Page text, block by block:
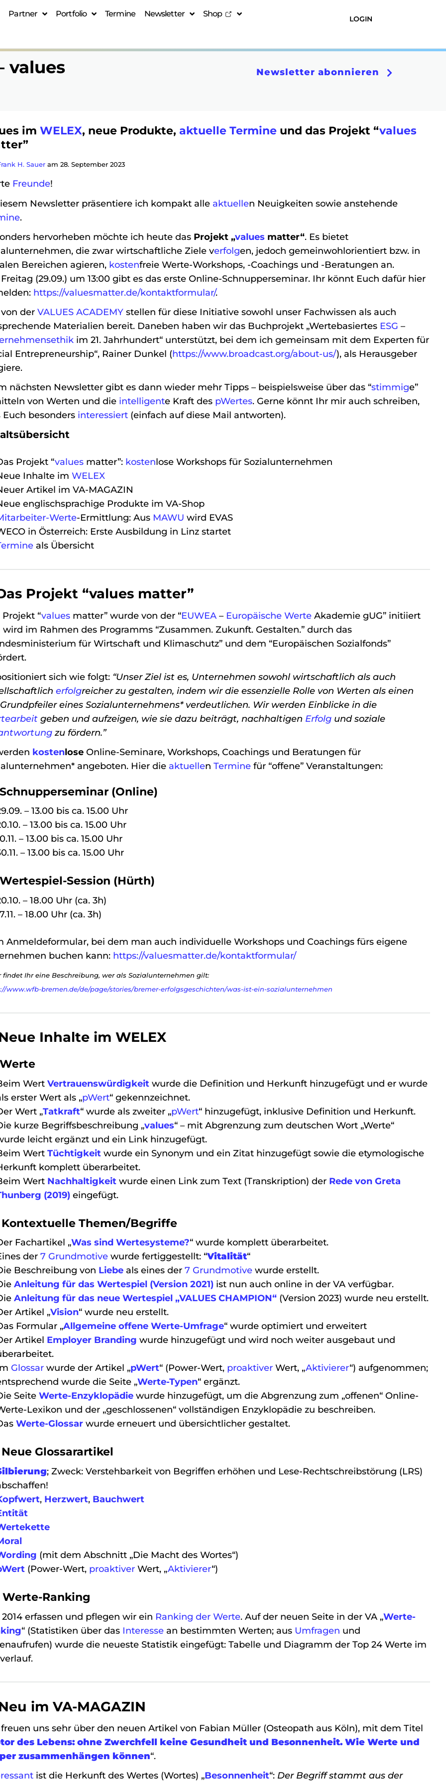
Partner Portfolio Termine Newsletter Shop
LOGIN
values Newsletter abonnieren
im WELEX, neue Produkte, aktuelle Termine und das Projekt “values
H. Sauer am 28. September 2023
Freunde!
Newsletter präsentiere ich kompakt alle aktuellen Neuigkeiten sowie anstehende
.
hervorheben möchte ich heute das Projekt „values matter“. Es bietet
die zwar wirtschaftliche Ziele verfolgen, jedoch gemeinwohlorientiert bzw. in
Bereichen agieren, kostenfreie Werte-Workshops, -Coachings und -Beratungen an.
(29.09.) um 13:00 gibt es das erste Online-Schnupperseminar. Ihr könnt Euch dafür hier
https://valuesmatter.de/kontaktformular/.
der VALUES ACADEMY stellen für diese Initiative sowohl unser Fachwissen als auch
Materialien bereit. Daneben haben wir das Buchprojekt „Wertebasiertes ESG –
im 21. Jahrhundert“ unterstützt, bei dem ich gemeinsam mit dem Experten für
Entrepreneurship“, Rainer Dunkel (https://www.broadcast.org/about-us/), als Herausgeber
nächsten Newsletter gibt es dann wieder mehr Tipps – beispielsweise über das “stimmige”
von Werten und die intelligente Kraft des pWertes. Gerne könnt Ihr mir auch schreiben,
Euch besonders interessiert (einfach auf diese Mail antworten).
Projekt “values matter”: kostenlose Workshops für Sozialunternehmen
Inhalte im WELEX
Artikel im VA-MAGAZIN
englischsprachige Produkte im VA-Shop
Werte-Ermittlung: Aus MAWU wird EVAS
in Österreich: Erste Ausbildung in Linz startet
als Übersicht
Projekt “values matter”
Projekt “values matter” wurde von der “EUWEA – Europäische Werte Akademie gUG” initiiert
wird im Rahmen des Programms “Zusammen. Zukunft. Gestalten.” durch das
für Wirtschaft und Klimaschutz” und dem “Europäischen Sozialfonds”
sich wie folgt: “Unser Ziel ist es, Unternehmen sowohl wirtschaftlich als auch
erfolgreicher zu gestalten, indem wir die essenzielle Rolle von Werten als einen
eines Sozialunternehmens* verdeutlichen. Wir werden Einblicke in die
geben und aufzeigen, wie sie dazu beiträgt, nachhaltigen Erfolg und soziale
zu fördern.”
kostenlose Online-Seminare, Workshops, Coachings und Beratungen für
angeboten. Hier die aktuellen Termine für “offene” Veranstaltungen:
Schnupperseminar (Online)
– 13.00 bis ca. 15.00 Uhr
– 13.00 bis ca. 15.00 Uhr
– 13.00 bis ca. 15.00 Uhr
– 13.00 bis ca. 15.00 Uhr
Wertespiel-Session (Hürth)
– 18.00 Uhr (ca. 3h)
– 18.00 Uhr (ca. 3h)
Anmeldeformular, bei dem man auch individuelle Workshops und Coachings fürs eigene
buchen kann: https://valuesmatter.de/kontaktformular/
findet Ihr eine Beschreibung, wer als Sozialunternehmen gilt:
www.wfb-bremen.de/de/page/stories/bremer-erfolgsgeschichten/was-ist-ein-sozialunternehmen
Inhalte im WELEX
Werte
Wert Vertrauenswürdigkeit wurde die Definition und Herkunft hinzugefügt und er wurde
erster Wert als „pWert“ gekennzeichnet.
Wert „Tatkraft“ wurde als zweiter „pWert“ hinzugefügt, inklusive Definition und Herkunft.
kurze Begriffsbeschreibung „values“ – mit Abgrenzung zum deutschen Wort „Werte“
leicht ergänzt und ein Link hinzugefügt.
Wert Tüchtigkeit wurde ein Synonym und ein Zitat hinzugefügt sowie die etymologische
komplett überarbeitet.
Wert Nachhaltigkeit wurde einen Link zum Text (Transkription) der Rede von Greta
(2019) eingefügt.
Kontextuelle Themen/Begriffe
Fachartikel „Was sind Wertesysteme?“ wurde komplett überarbeitet.
der 7 Grundmotive wurde fertiggestellt: “Vitalität“
Beschreibung von Liebe als eines der 7 Grundmotive wurde erstellt.
Anleitung für das Wertespiel (Version 2021) ist nun auch online in der VA verfügbar.
Anleitung für das neue Wertespiel „VALUES CHAMPION“ (Version 2023) wurde neu erstellt.
Artikel „Vision“ wurde neu erstellt.
Formular „Allgemeine offene Werte-Umfrage“ wurde optimiert und erweitert
Artikel Employer Branding wurde hinzugefügt und wird noch weiter ausgebaut und
Glossar wurde der Artikel „pWert“ (Power-Wert, proaktiver Wert, „Aktivierer“) aufgenommen;
wurde die Seite „Werte-Typen“ ergänzt.
Seite Werte-Enzyklopädie wurde hinzugefügt, um die Abgrenzung zum „offenen“ Online-
Lexikon und der „geschlossenen“ vollständigen Enzyklopädie zu beschreiben.
Werte-Glossar wurde erneuert und übersichtlicher gestaltet.
Neue Glossarartikel
; Zweck: Verstehbarkeit von Begriffen erhöhen und Lese-Rechtschreibstörung (LRS)
, Herzwert, Bauchwert
(mit dem Abschnitt „Die Macht des Wortes“)
(Power-Wert, proaktiver Wert, „Aktivierer“)
Werte-Ranking
2014 erfassen und pflegen wir ein Ranking der Werte. Auf der neuen Seite in der VA „Werte-
“ (Statistiken über das Interesse an bestimmten Werten; aus Umfragen und
wurde die neueste Statistik eingefügt: Tabelle und Diagramm der Top 24 Werte im
im VA-MAGAZIN
uns sehr über den neuen Artikel von Fabian Müller (Osteopath aus Köln), mit dem Titel
des Lebens: ohne Zwerchfell keine Gesundheit und Besonnenheit. Wie Werte und
zusammenhängen können“.
ist die Herkunft des Wertes (Wortes) „Besonnenheit“: Der Begriff stammt aus der